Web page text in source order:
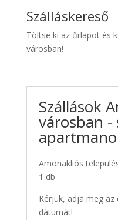
Kiwi
Taxi
Szálláskereső
Töltse ki az űrlapot és
városban!
Szállások
városban -
Amonakliós
1 db
Kérjük, adja meg az
dátumát!